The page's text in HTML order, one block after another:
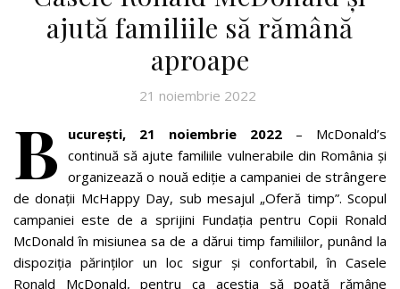
ajută familiile să rămână
aproape
21 noiembrie 2022
B ucurești, 21 noiembrie 2022 – McDonald’s
continuă să ajute familiile vulnerabile din România și
organizează o nouă ediție a campaniei de strângere
de donații McHappy Day, sub mesajul „Oferă timp”. Scopul
campaniei este de a sprijini Fundația pentru Copii Ronald
McDonald în misiunea sa de a dărui timp familiilor, punând la
dispoziția părinților un loc sigur și confortabil, în Casele
Ronald McDonald, pentru ca aceștia să poată rămâne